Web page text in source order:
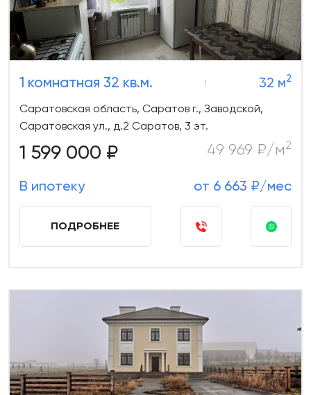
1 комнатная 32 кв.м. 32 м2
Саратовская область, Саратов г., Заводской,
Саратовская ул., д.2 Саратов, 3 эт.
1 599 000 ₽ 49 969 ₽/м2
В ипотеку от 6 663 ₽/мес
ПОДРОБНЕЕ